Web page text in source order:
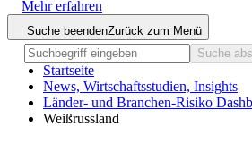
Mehr erfahren
Suche beendenZurück zum Menü
Suche
Startseite
News, Wirtschaftsstudien, Insights
Länder- und Branchen-Risiko
Weißrussland